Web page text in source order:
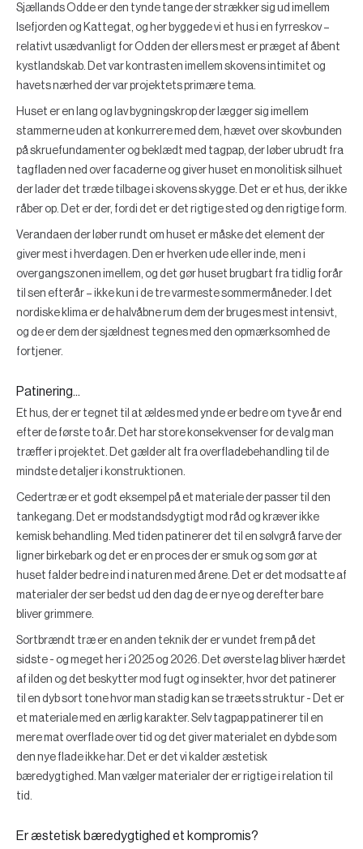
Sjællands Odde er den tynde tange der strækker sig ud imellem
Isefjorden og Kattegat, og her byggede vi et hus i en fyrreskov –
relativt usædvanligt for Odden der ellers mest er præget af åbent
kystlandskab. Det var kontrasten imellem skovens intimitet og
havets nærhed der var projektets primære tema.
Huset er en lang og lav bygningskrop der lægger sig imellem
stammerne uden at konkurrere med dem, hævet over skovbunden
på skruefundamenter og beklædt med tagpap, der løber ubrudt fra
tagfladen ned over facaderne og giver huset en monolitisk silhuet
der lader det træde tilbage i skovens skygge. Det er et hus, der ikke
råber op. Det er der, fordi det er det rigtige sted og den rigtige form.
Verandaen der løber rundt om huset er måske det element der
giver mest i hverdagen. Den er hverken ude eller inde, men i
overgangszonen imellem, og det gør huset brugbart fra tidlig forår
til sen efterår – ikke kun i de tre varmeste sommermåneder. I det
nordiske klima er de halvåbne rum dem der bruges mest intensivt,
og de er dem der sjældnest tegnes med den opmærksomhed de
fortjener.
Patinering...
Et hus, der er tegnet til at ældes med ynde er bedre om tyve år end
efter de første to år. Det har store konsekvenser for de valg man
træffer i projektet. Det gælder alt fra overfladebehandling til de
mindste detaljer i konstruktionen.
Cedertræ er et godt eksempel på et materiale der passer til den
tankegang. Det er modstandsdygtigt mod råd og kræver ikke
kemisk behandling. Med tiden patinerer det til en sølvgrå farve der
ligner birkebark og det er en proces der er smuk og som gør at
huset falder bedre ind i naturen med årene. Det er det modsatte af
materialer der ser bedst ud den dag de er nye og derefter bare
bliver grimmere.
Sortbrændt træ er en anden teknik der er vundet frem på det
sidste - og meget her i 2025 og 2026. Det øverste lag bliver hærdet
af ilden og det beskytter mod fugt og insekter, hvor det patinerer
til en dyb sort tone hvor man stadig kan se træets struktur - Det er
et materiale med en ærlig karakter. Selv tagpap patinerer til en
mere mat overflade over tid og det giver materialet en dybde som
den nye flade ikke har. Det er det vi kalder æstetisk
bæredygtighed. Man vælger materialer der er rigtige i relation til
tid.
Er æstetisk bæredygtighed et kompromis?